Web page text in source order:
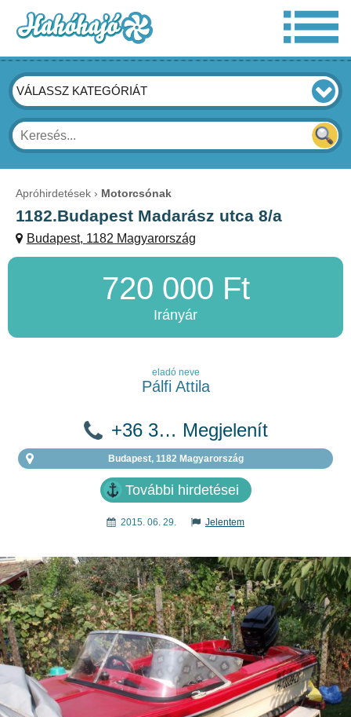
VÁLASSZ KATEGÓRIÁT
Apróhirdetések Motorcsónak
1182.Budapest Madarász utca 8/a
Budapest, 1182 Magyarország
720 000 Ft
Irányár
eladó neve
Pálfi Attila
+36 3… Megjelenít
Budapest, 1182 Magyarország
További hirdetései
2015. 06. 29. Jelentem